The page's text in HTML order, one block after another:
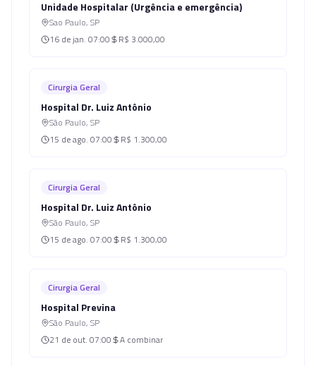
Unidade Hospitalar (Urgência e emergência)
Sao Paulo, SP
16 de jan. 07:00 R$ 3.000,00
Cirurgia Geral
Hospital Dr. Luiz Antônio
São Paulo, SP
15 de ago. 07:00 R$ 1.300,00
Cirurgia Geral
Hospital Dr. Luiz Antônio
São Paulo, SP
15 de ago. 07:00 R$ 1.300,00
Cirurgia Geral
Hospital Previna
São Paulo, SP
21 de out. 07:00 A combinar